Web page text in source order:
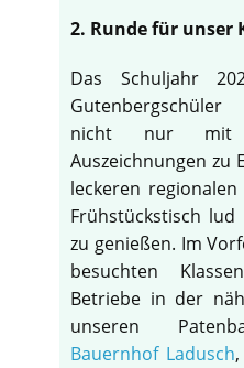
2. Runde für
Das Schuljahr
nicht nur mit
Auszeichnungen zu
leckeren
Frühstückstisch
zu genießen. Im
besuchten
Betriebe in der
unseren
Bauernhof Ladusch